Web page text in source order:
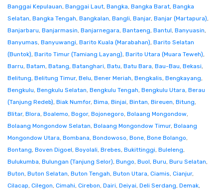
Banggai Kepulauan, Banggai Laut, Bangka, Bangka Barat, Bangka
Selatan, Bangka Tengah, Bangkalan, Bangli, Banjar, Banjar (Martapura),
Banjarbaru, Banjarmasin, Banjarnegara, Bantaeng, Bantul, Banyuasin,
Banyumas, Banyuwangi, Barito Kuala (Marabahan), Barito Selatan
(Buntok), Barito Timur (Tamiang Layang), Barito Utara (Muara Teweh),
Barru, Batam, Batang, Batanghari, Batu, Batu Bara, Bau-Bau, Bekasi,
Belitung, Belitung Timur, Belu, Bener Meriah, Bengkalis, Bengkayang,
Bengkulu, Bengkulu Selatan, Bengkulu Tengah, Bengkulu Utara, Berau
(Tanjung Redeb), Biak Numfor, Bima, Binjai, Bintan, Bireuen, Bitung,
Blitar, Blora, Boalemo, Bogor, Bojonegoro, Bolaang Mongondow,
Bolaang Mongondow Selatan, Bolaang Mongondow Timur, Bolaang
Mongondow Utara, Bombana, Bondowoso, Bone, Bone Bolango,
Bontang, Boven Digoel, Boyolali, Brebes, Bukittinggi, Buleleng,
Bulukumba, Bulungan (Tanjung Selor), Bungo, Buol, Buru, Buru Selatan,
Buton, Buton Selatan, Buton Tengah, Buton Utara, Ciamis, Cianjur,
Cilacap, Cilegon, Cimahi, Cirebon, Dairi, Deiyai, Deli Serdang, Demak,